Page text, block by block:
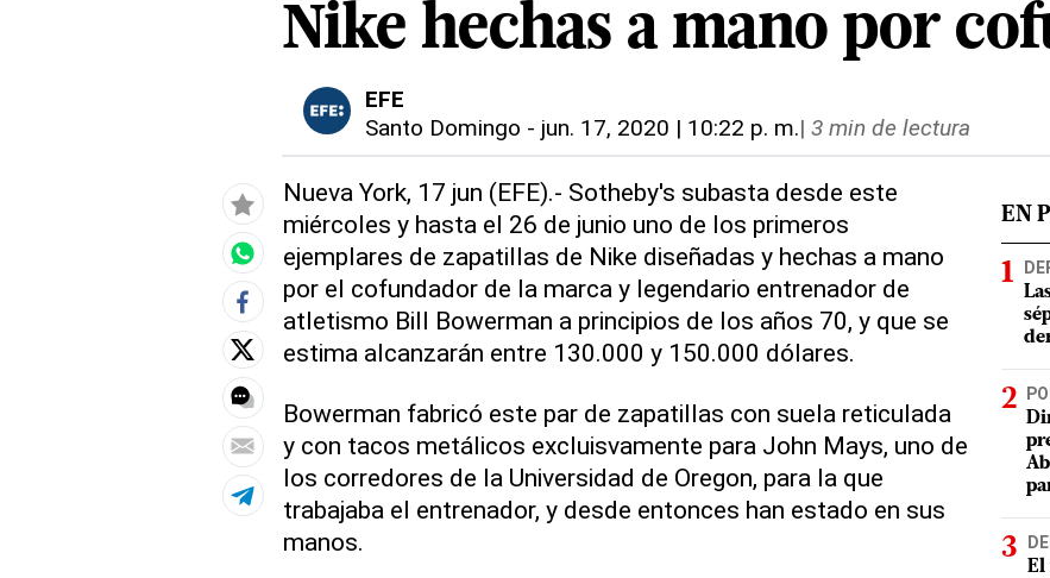
Nike hechas a mano por
EFE
Santo Domingo - jun. 17, 2020 | 10:22 p. m.| 3 min de lectura
Nueva York, 17 jun (EFE).- Sotheby's subasta desde este
miércoles y hasta el 26 de junio uno de los primeros
ejemplares de zapatillas de Nike diseñadas y hechas a mano
por el cofundador de la marca y legendario entrenador de
atletismo Bill Bowerman a principios de los años 70, y que se
estima alcanzarán entre 130.000 y 150.000 dólares.
Bowerman fabricó este par de zapatillas con suela reticulada
y con tacos metálicos excluisvamente para John Mays, uno de
los corredores de la Universidad de Oregon, para la que
trabajaba el entrenador, y desde entonces han estado en sus
manos.
EN
El